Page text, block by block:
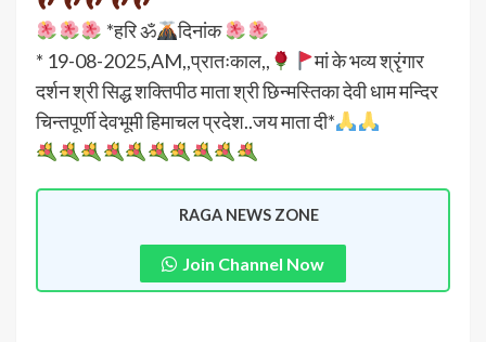
*हरि ॐ
दिनांक
* 19-08-2025,AM,,प्रातःकाल,,
मां के भव्य श्रृंगार
दर्शन श्री सिद्ध शक्तिपीठ माता श्री छिन्मस्तिका देवी धाम मन्दिर
चिन्तपूर्णी देवभूमी हिमाचल प्रदेश..जय माता दी*
RAGA NEWS ZONE
Join Channel Now